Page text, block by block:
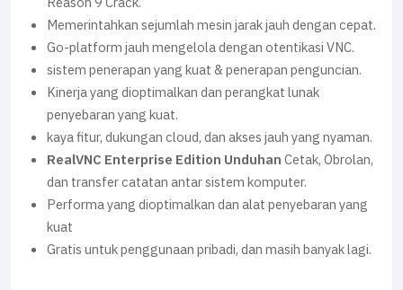
Memerintahkan sejumlah mesin jarak jauh dengan cepat.
Go-platform jauh mengelola dengan otentikasi VNC.
sistem penerapan yang kuat & penerapan penguncian.
Kinerja yang dioptimalkan dan perangkat lunak
penyebaran yang kuat.
kaya fitur, dukungan cloud, dan akses jauh yang nyaman.
RealVNC Enterprise Edition UnduhanCetak, Obrolan,
dan transfer catatan antar sistem komputer.
Performa yang dioptimalkan dan alat penyebaran yang
kuat
Gratis untuk penggunaan pribadi, dan masih banyak lagi.